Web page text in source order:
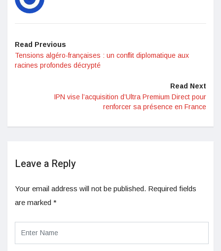
Read Previous
Tensions algéro-françaises : un conflit diplomatique aux
racines profondes décrypté
Read Next
IPN vise l’acquisition d’Ultra Premium Direct pour
renforcer sa présence en France
Leave a Reply
Your email address will not be published. Required fields
are marked *